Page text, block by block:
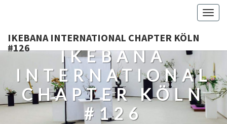
IKEBANA INTERNATIONAL CHAPTER KÖLN
#126
IKEBANA
INTERNATIONAL
CHAPTER KÖLN
#126